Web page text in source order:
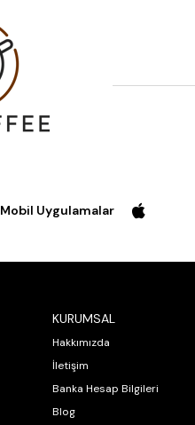
Mobil Uygulamalar
KURUMSAL
Hakkımızda
İletişim
Banka Hesap Bilgileri
Blog